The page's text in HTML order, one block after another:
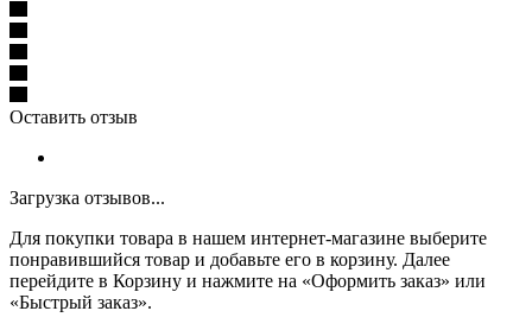
Оставить отзыв
Загрузка отзывов...
Для покупки товара в нашем интернет-магазине выберите
понравившийся товар и добавьте его в корзину. Далее
перейдите в Корзину и нажмите на «Оформить заказ» или
«Быстрый заказ».